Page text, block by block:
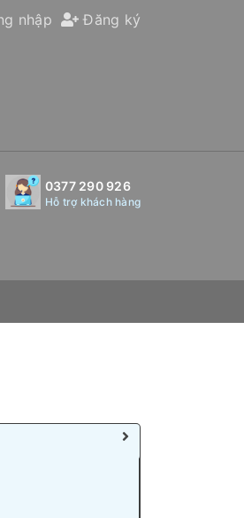
nhập Đăng ký
0377 290 926
Hỗ trợ khách hàng